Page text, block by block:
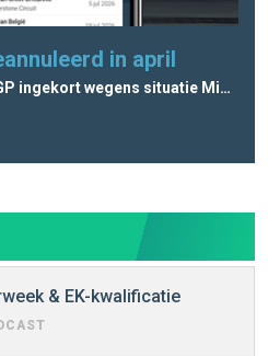
in april
Fase 1 en 2 van Scorito GP ingekort wegens situatie Midden-Oosten
& EK-kwalificatie